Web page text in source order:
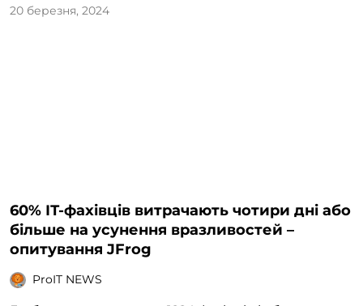
20 березня, 2024
60% ІТ-фахівців витрачають чотири дні або
більше на усунення вразливостей –
опитування JFrog
ProIT NEWS